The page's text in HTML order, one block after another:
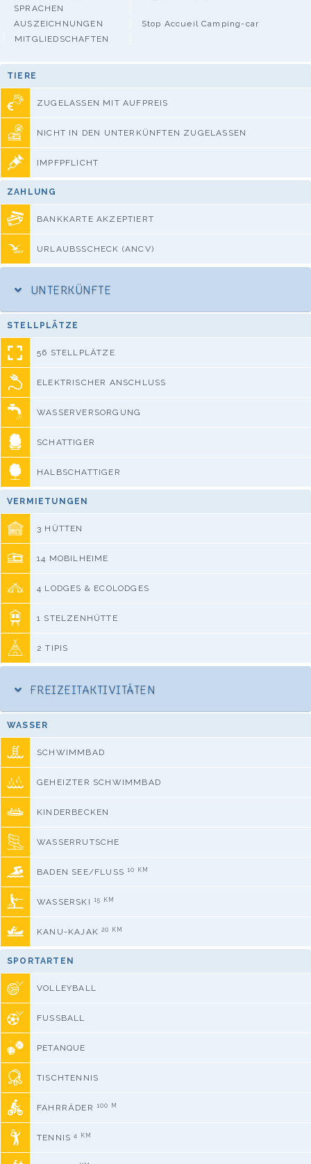
SPRACHEN
AUSZEICHNUNGEN
Stop Accueil Camping-car
MITGLIEDSCHAFTEN
TIERE
ZUGELASSEN MIT AUFPREIS
NICHT IN DEN UNTERKÜNFTEN ZUGELASSEN
IMPFPFLICHT
ZAHLUNG
BANKKARTE AKZEPTIERT
URLAUBSSCHECK (ANCV)
UNTERKÜNFTE
STELLPLÄTZE
56 STELLPLÄTZE
ELEKTRISCHER ANSCHLUSS
WASSERVERSORGUNG
SCHATTIGER
HALBSCHATTIGER
VERMIETUNGEN
3 HÜTTEN
14 MOBILHEIME
4 LODGES & ECOLODGES
1 STELZENHÜTTE
2 TIPIS
FREIZEITAKTIVITÄTEN
WASSER
SCHWIMMBAD
GEHEIZTER SCHWIMMBAD
KINDERBECKEN
WASSERRUTSCHE
BADEN SEE/FLUSS 10 KM
WASSERSKI 15 KM
KANU-KAJAK20 KM
SPORTARTEN
VOLLEYBALL
FUSSBALL
PETANQUE
TISCHTENNIS
FAHRRÄDER 100 M
TENNIS4 KM